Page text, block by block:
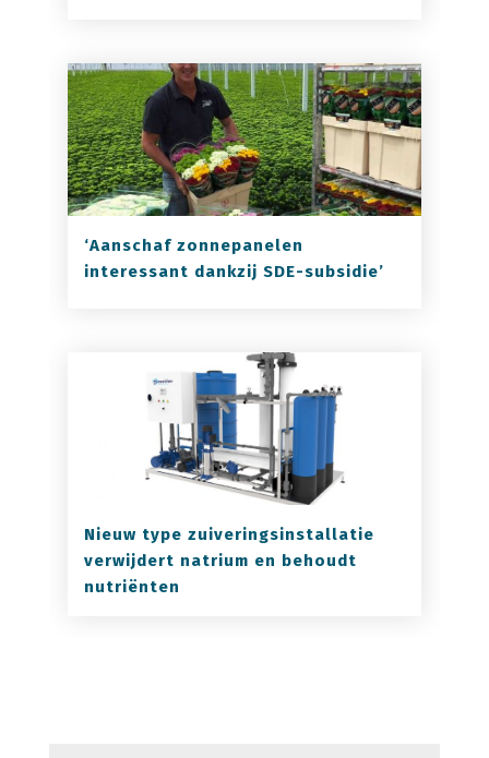
‘Aanschaf zonnepanelen
interessant dankzij SDE-subsidie’
Nieuw type zuiveringsinstallatie
verwijdert natrium en behoudt
nutriënten